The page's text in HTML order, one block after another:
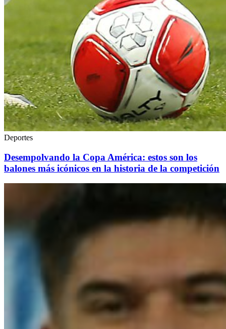
Deportes
Desempolvando la Copa América: estos son los
balones más icónicos en la historia de la competición